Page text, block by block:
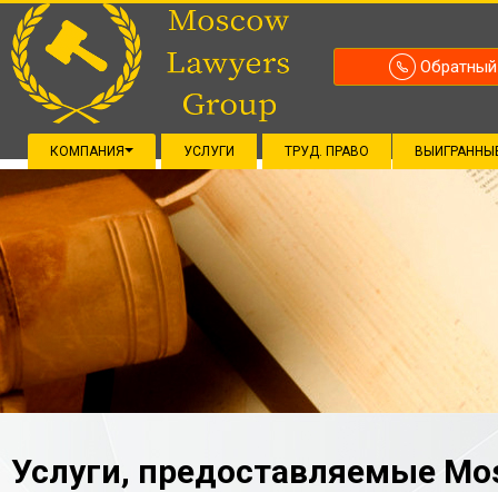
КОМПАНИЯ УСЛУГИ ТРУД. ПРАВО
Услуги, предoставляемые